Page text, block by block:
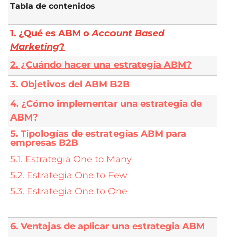
Tabla de contenidos
1. ¿Qué es ABM oAccount Based
Marketing?
2. ¿Cuándo hacer una estrategia ABM?
3. Objetivos del ABM B2B
4. ¿Cómo implementar una estrategia de
ABM?
5. Tipologías de estrategias ABM para
empresas B2B
5.1. Estrategia One to Many
5.2. Estrategia One to Few
5.3. Estrategia One to One
6. Ventajas de aplicar una estrategia ABM